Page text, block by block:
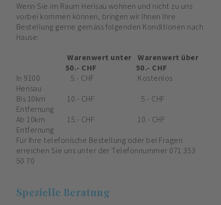
Wenn Sie im Raum Herisau wohnen und nicht zu uns
vorbei kommen können, bringen wir Ihnen Ihre
Bestellung gerne gemäss folgenden Konditionen nach
Hause:
Warenwert unter
50.- CHF
Warenwert über
50.- CHF
In 9100
Herisau
5.- CHF
Kostenlos
Bis 10km
Entfernung
10.- CHF
5.- CHF
Ab 10km
Entfernung
15.- CHF
10.- CHF
Für Ihre telefonische Bestellung oder bei Fragen
erreichen Sie uns unter der Telefonnummer 071 353
50 70
Spezielle Beratung